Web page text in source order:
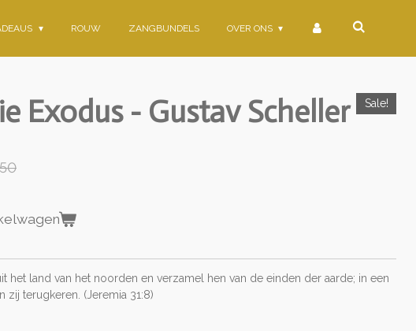
ROUW ZANGBUNDELS OVER ONS
Exodus - Gustav Scheller Sale!
het land van het noorden en verzamel hen van de einden der aarde; in een
terugkeren. (Jeremia 31:8)